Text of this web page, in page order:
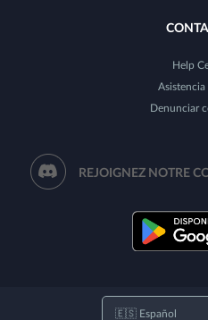
Help
Asistencia
Denunciar
REJOIGNEZ NOTRE